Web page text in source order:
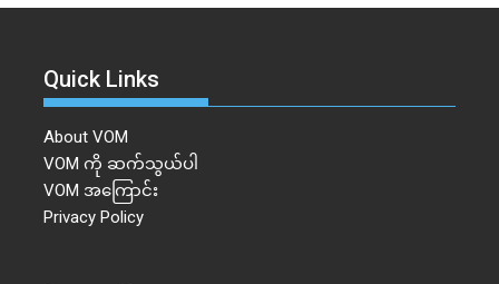
Quick Links
About VOM
VOM ကို ဆက်သွယ်ပါ
VOM အကြောင်း
Privacy Policy